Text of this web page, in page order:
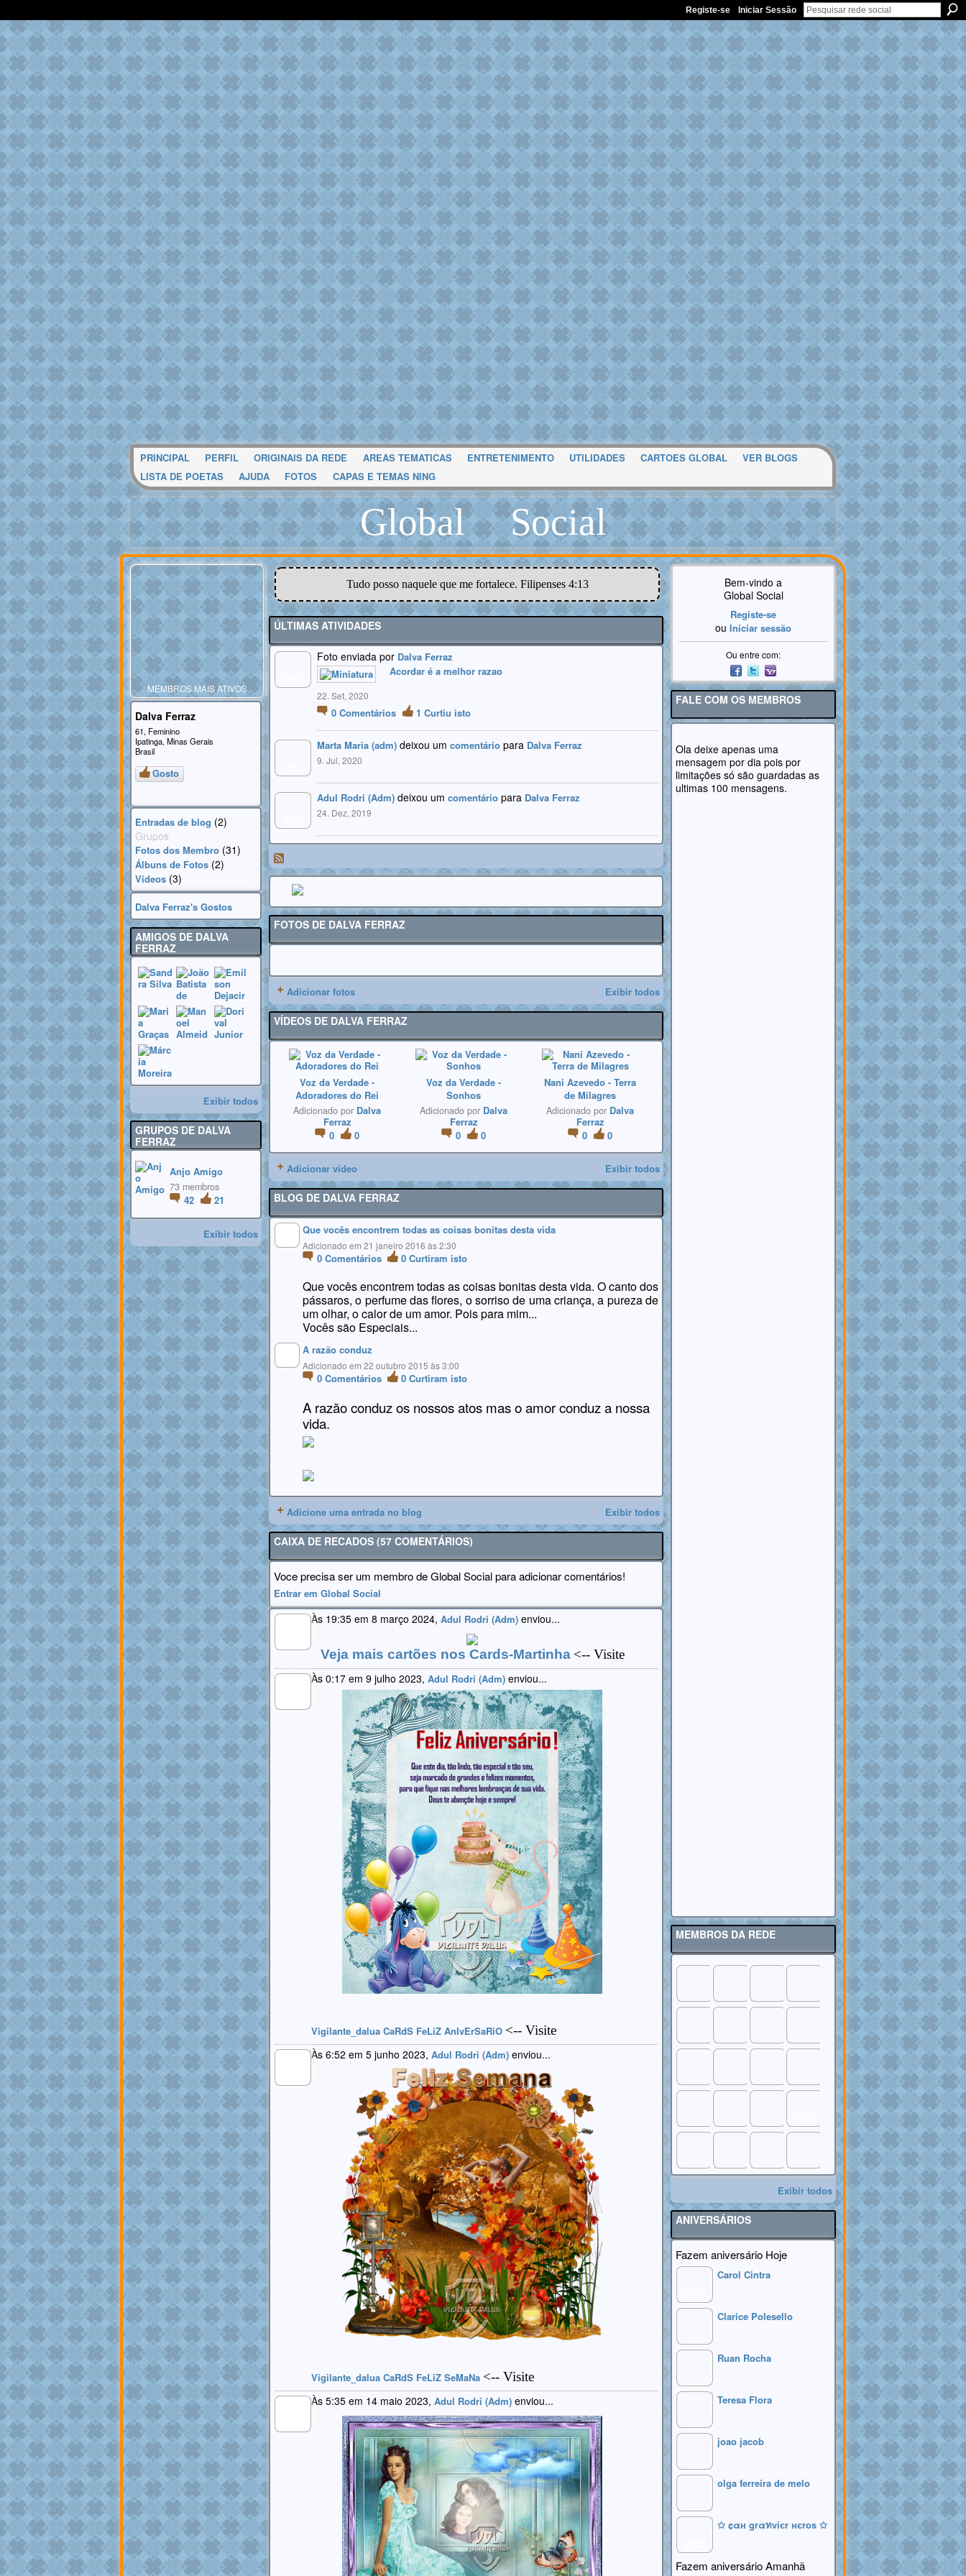
Registe-se Iniciar Sessão
PRINCIPAL PERFIL ORIGINAIS DA REDE AREAS TEMATICAS ENTRETENIMENTO UTILIDADES CARTOES GLOBAL
VER BLOGS
LISTA DE POETAS
AJUDA FOTOS CAPAS E TEMAS NING
Global Social
MEMBROS MAIS ATIVOS
Dalva Ferraz
61, Feminino
Ipatinga, Minas Gerais
Brasil
Gosto
Entradas de blog (2)
Grupos
Fotos dos Membro (31)
Álbuns de Fotos (2)
Vídeos (3)
Dalva Ferraz's Gostos
AMIGOS DE DALVA
FERRAZ
Exibir todos
GRUPOS DE DALVA
FERRAZ
Anjo Amigo
73 membros
42 21
Exibir todos
Tudo posso naquele que me fortalece. Filipenses 4:13
ÚLTIMAS ATIVIDADES
Foto enviada por Dalva Ferraz
Acordar é a melhor razao
22. Set, 2020
0 Comentários 1 Curtiu isto
Marta Maria (adm) deixou um comentário para Dalva Ferraz
9. Jul, 2020
Adul Rodri (Adm) deixou um comentário para Dalva Ferraz
24. Dez, 2019
FOTOS DE DALVA FERRAZ
Adicionar fotos Exibir todos
VÍDEOS DE DALVA FERRAZ
Voz da Verdade -
Adoradores do Rei
Adicionado por Dalva
Ferraz
0
0
Voz da Verdade -
Sonhos
Adicionado por Dalva
Ferraz
0
0
Nani Azevedo - Terra
de Milagres
Adicionado por Dalva
Ferraz
0
0
Adicionar vídeo Exibir todos
BLOG DE DALVA FERRAZ
Que vocês encontrem todas as coisas bonitas desta vida
Adicionado em 21 janeiro 2016 às 2:30
0 Comentários 0 Curtiram isto
Que vocês encontrem todas as coisas bonitas desta vida. O canto dos
pássaros, o perfume das flores, o sorriso de uma criança, a pureza de
um olhar, o calor de um amor. Pois para mim...
Vocês são Especiais...
A razão conduz
Adicionado em 22 outubro 2015 às 3:00
0 Comentários 0 Curtiram isto
A razão conduz os nossos atos mas o amor conduz a nossa
vida.
Adicione uma entrada no blog Exibir todos
CAIXA DE RECADOS (57 COMENTÁRIOS)
Voce precisa ser um membro de Global Social para adicionar comentários!
Entrar em Global Social
Às 19:35 em 8 março 2024, Adul Rodri (Adm) enviou...
Veja mais cartões nos Cards-Martinha <-- Visite
Às 0:17 em 9 julho 2023, Adul Rodri (Adm) enviou...
Vigilante_dalua CaRdS FeLiZ AnIvErSaRiO <-- Visite
Às 6:52 em 5 junho 2023, Adul Rodri (Adm) enviou...
Vigilante_dalua CaRdS FeLiZ SeMaNa <-- Visite
Às 5:35 em 14 maio 2023, Adul Rodri (Adm) enviou...
Bem-vindo a
Global Social
Registe-se
ou Iniciar sessão
Ou entre com:
FALE COM OS MEMBROS
Ola deixe apenas uma
mensagem por dia pois por
limitações só são guardadas as
ultimas 100 mensagens.
MEMBROS DA REDE
Exibir todos
ANIVERSÁRIOS
Fazem aniversário Hoje
Carol Cintra
Clarice Polesello
Ruan Rocha
Teresa Flora
joao jacob
olga ferreira de melo
✩ ¢αн grαทviєr нєros ✩
Fazem aniversário Amanhã